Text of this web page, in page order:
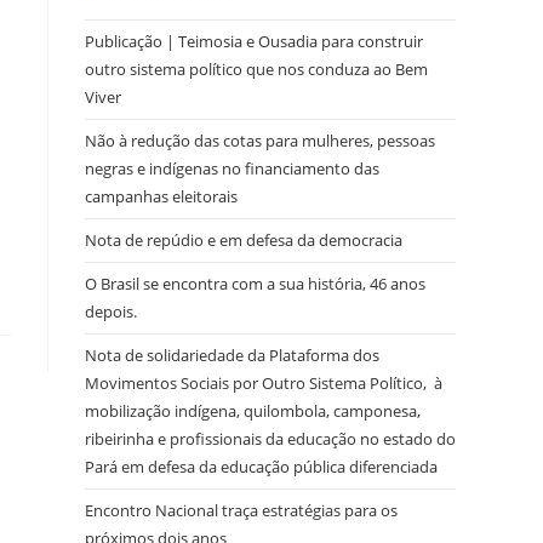
Publicação | Teimosia e Ousadia para construir
outro sistema político que nos conduza ao Bem
Viver
Não à redução das cotas para mulheres, pessoas
negras e indígenas no financiamento das
campanhas eleitorais
Nota de repúdio e em defesa da democracia
O Brasil se encontra com a sua história, 46 anos
depois.
Nota de solidariedade da Plataforma dos
Movimentos Sociais por Outro Sistema Político, à
mobilização indígena, quilombola, camponesa,
ribeirinha e profissionais da educação no estado do
Pará em defesa da educação pública diferenciada
Encontro Nacional traça estratégias para os
próximos dois anos